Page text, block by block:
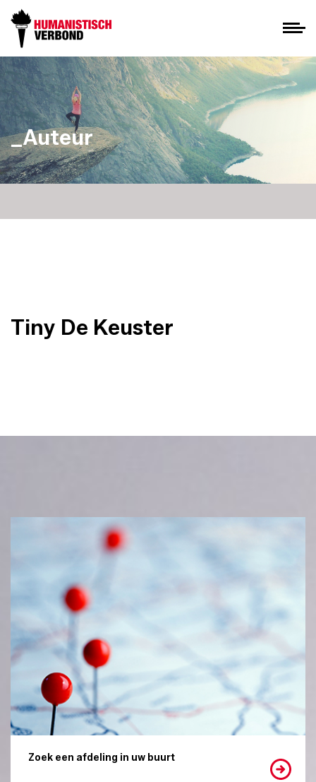
_Auteur
Tiny De Keuster
Zoek een afdeling in uw buurt